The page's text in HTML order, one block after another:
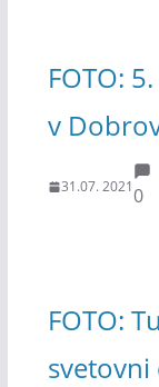
FOTO:
v
31.07. 20210
FOTO:
svetovni